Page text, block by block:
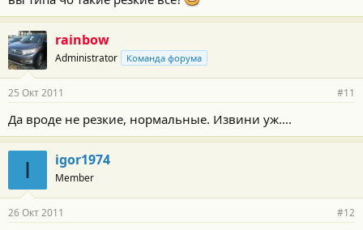
rainbow
Administrator Команда форума
25 Окт 2011 #11
Да вроде не резкие, нормальные. Извини уж....
I igor1974
Member
26 Окт 2011 #12